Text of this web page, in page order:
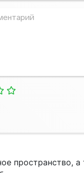
пространство,